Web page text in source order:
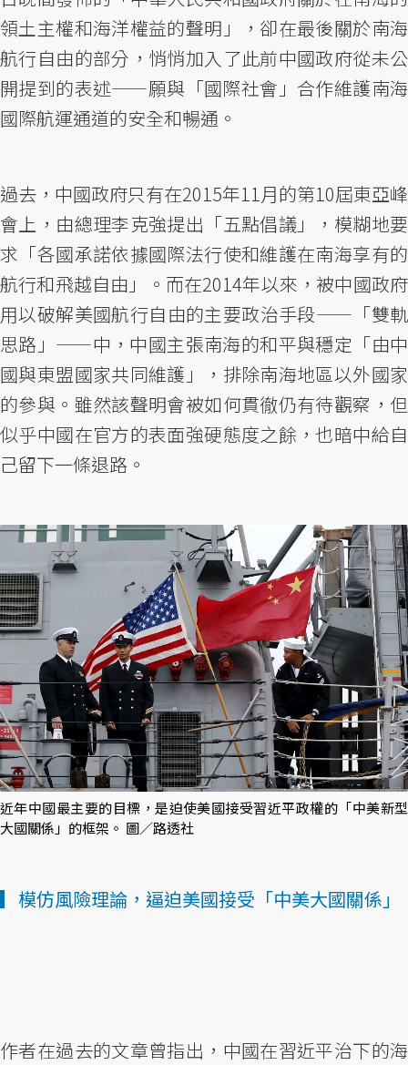
領土主權和海洋權益的聲明」，卻在最後關於南海
航行自由的部分，悄悄加入了此前中國政府從未公
開提到的表述——願與「國際社會」合作維護南海
國際航運通道的安全和暢通。
過去，中國政府只有在2015年11月的第10屆東亞峰
會上，由總理李克強提出「五點倡議」，模糊地要
求「各國承諾依據國際法行使和維護在南海享有的
航行和飛越自由」。而在2014年以來，被中國政府
用以破解美國航行自由的主要政治手段——「雙軌
思路」——中，中國主張南海的和平與穩定「由中
國與東盟國家共同維護」，排除南海地區以外國家
的參與。雖然該聲明會被如何貫徹仍有待觀察，但
似乎中國在官方的表面強硬態度之餘，也暗中給自
己留下一條退路。
近年中國最主要的目標，是迫使美國接受習近平政權的「中美新型
大國關係」的框架。 圖／路透社
▎模仿風險理論，逼迫美國接受「中美大國關係」
作者在過去的文章曾指出，中國在習近平治下的海